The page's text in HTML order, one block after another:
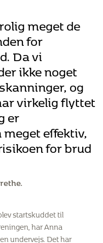
meget de
for
Da vi
ikke noget
og
virkelig flyttet
er
effektiv,
for brud
startskuddet til
har Anna
undervejs. Det har